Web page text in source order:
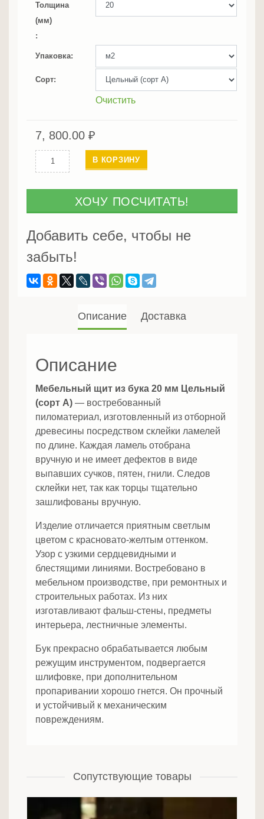
Толщина
(мм)
Упаковка
Сорт
Очистить
7, 800.00 ₽
Количество
Мебельный
бука
мм
Цельный
А)
В КОРЗИНУ
ХОЧУ ПОСЧИТАТЬ!
Добавить себе, чтобы не
забыть!
Описание Доставка
Описание
Мебельный щит из бука 20 мм Цельный
(сорт А) — востребованный
пиломатериал, изготовленный из отборной
древесины посредством склейки ламелей
по длине. Каждая ламель отобрана
вручную и не имеет дефектов в виде
выпавших сучков, пятен, гнили. Следов
склейки нет, так как торцы тщательно
зашлифованы вручную.
Изделие отличается приятным светлым
цветом с красновато-желтым оттенком.
Узор с узкими сердцевидными и
блестящими линиями. Востребовано в
мебельном производстве, при ремонтных и
строительных работах. Из них
изготавливают фальш-стены, предметы
интерьера, лестничные элементы.
Бук прекрасно обрабатывается любым
режущим инструментом, подвергается
шлифовке, при дополнительном
пропаривании хорошо гнется. Он прочный
и устойчивый к механическим
повреждениям.
Сопутствующие товары